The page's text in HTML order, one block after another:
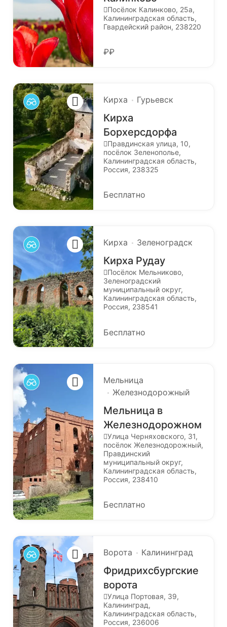
Посёлок Калинково, 25а,
Калининградская область,
Гвардейский район, 238220
₽₽
Кирха Гурьевск
Кирха
Борхерсдорфа
Правдинская улица, 10,
посёлок Зеленополье,
Калининградская область,
Россия, 238325
Бесплатно
Кирха Зеленоградск
Кирха Рудау
Посёлок Мельниково,
Зеленоградский
муниципальный округ,
Калининградская область,
Россия, 238541
Бесплатно
Мельница
Железнодорожный
Мельница в
Железнодорожном
Улица Черняховского, 31,
посёлок Железнодорожный,
Правдинский
муниципальный округ,
Калининградская область,
Россия, 238410
Бесплатно
Ворота Калининград
Фридрихсбургские
ворота
Улица Портовая, 39,
Калининград,
Калининградская область,
Россия, 236006